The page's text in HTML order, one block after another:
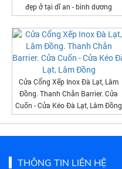
đẹp ở tại dĩ an - bình dương
Cửa Cổng Xếp Inox Đà Lạt, Lâm
Đồng. Thanh Chắn Barrier. Cửa
Cuốn - Cửa Kéo Đà Lạt, Lâm Đồng
THÔNG TIN LIÊN HỆ